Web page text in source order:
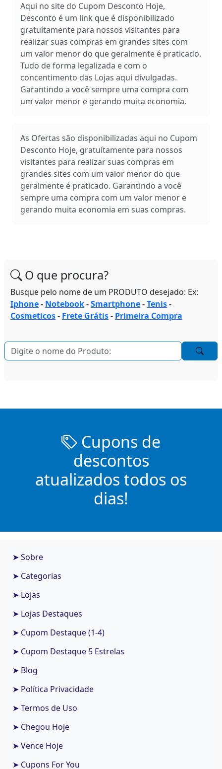
Aqui no site do Cupom Desconto Hoje,
Desconto é um link que é disponibilizado
gratuítamente para nossos visitantes para
realizar suas compras em grandes sites com
um valor menor do que geralmente é praticado.
Tudo de forma legalizada e com o
concentimento das Lojas aqui divulgadas.
Garantindo a você sempre uma compra com
um valor menor e gerando muita economia.
As Ofertas são disponibilizadas aqui no Cupom
Desconto Hoje, gratuítamente para nossos
visitantes para realizar suas compras em
grandes sites com um valor menor do que
geralmente é praticado. Garantindo a você
sempre uma compra com um valor menor e
gerando muita economia em suas compras.
O que procura?
Busque pelo nome de um PRODUTO desejado: Ex:
Iphone- Notebook-Smartphone-Tenis-
Cosmeticos- Frete Grátis- Primeira Compra
Cupons de
descontos
atualizados todos os
dias!
➤ Sobre
➤ Categorias
➤ Lojas
➤ Lojas Destaques
➤ Cupom Destaque (1-4)
➤ Cupom Destaque 5 Estrelas
➤ Blog
➤ Política Privacidade
➤ Termos de Uso
➤ Chegou Hoje
➤ Vence Hoje
➤ Cupons For You